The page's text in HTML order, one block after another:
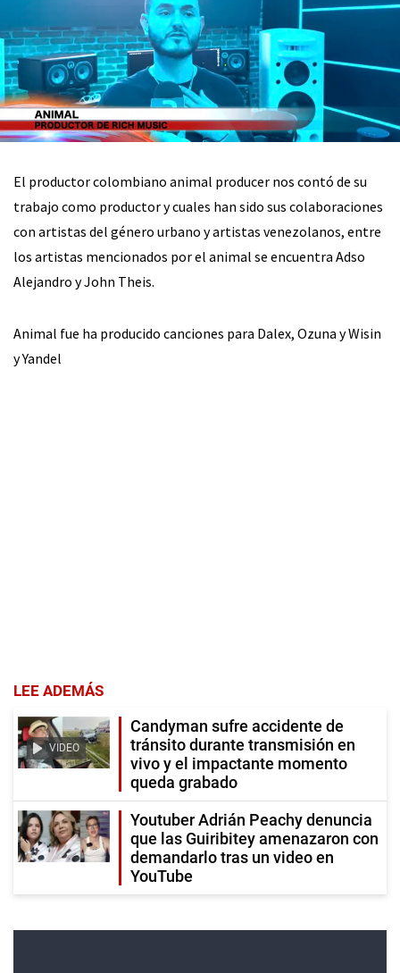
El productor colombiano animal producer nos contó de su
trabajo como productor y cuales han sido sus colaboraciones
con artistas del género urbano y artistas venezolanos, entre
los artistas mencionados por el animal se encuentra Adso
Alejandro y John Theis.
Animal fue ha producido canciones para Dalex, Ozuna y Wisin
y Yandel
LEE ADEMÁS
VIDEO
Candyman sufre accidente de
tránsito durante transmisión en
vivo y el impactante momento
queda grabado
Youtuber Adrián Peachy denuncia
que las Guiribitey amenazaron con
demandarlo tras un video en
YouTube